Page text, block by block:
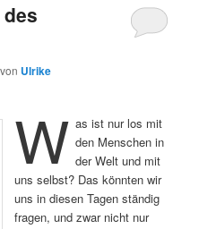
von Ulrike
W as ist nur los mit
den Menschen in
der Welt und mit
uns selbst? Das könnten wir
uns in diesen Tagen ständig
fragen, und zwar nicht nur